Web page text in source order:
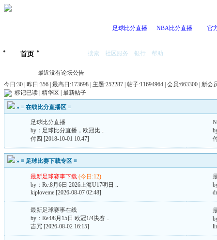
足球比分直播 NBA比分直播 官
首页 搜索 社区服务 银行 帮助
最近没有论坛公告
今日:30 | 昨日:356 | 最高日:173698 | 主题:252287 | 帖子:11694964 | 会员:663300 | 新会
标记已读 精华区 最新帖子
» ≡ 在线比分直播区 ≡
足球比分直播
by： 足球比分直播，欧冠比 ..
付四 [2018-10-01 10:47]
» ≡ 足球比赛下载专区 ≡
最新足球赛事下载 (今日:12)
by： Re:8月6日 2026上海U17明日 ..
kiploveme [2026-08-07 02:48]
最新足球赛事在线
by： Re:08月15日 欧冠1/4决赛 ..
吉冗 [2026-08-02 16:15]